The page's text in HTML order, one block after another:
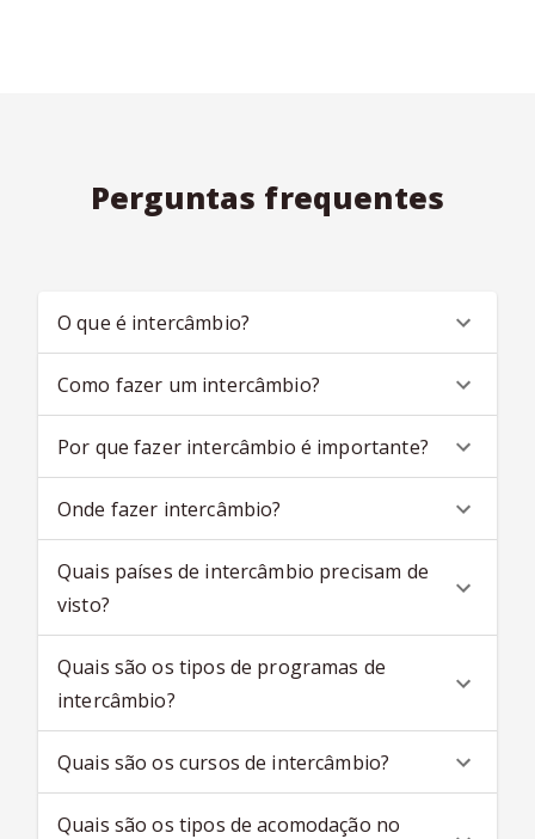
Perguntas frequentes
O que é intercâmbio?
Como fazer um intercâmbio?
Por que fazer intercâmbio é importante?
Onde fazer intercâmbio?
Quais países de intercâmbio precisam de
visto?
Quais são os tipos de programas de
intercâmbio?
Quais são os cursos de intercâmbio?
Quais são os tipos de acomodação no